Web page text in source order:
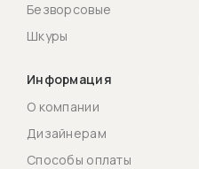
Безворсовые
Шкуры
Информация
О компании
Дизайнерам
Способы оплаты